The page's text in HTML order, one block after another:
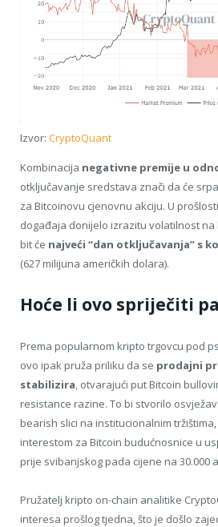
Izvor: CryptoQuant
Kombinacija negativne premije u
otključavanje sredstava znači da će
za Bitcoinovu cjenovnu akciju. U
događaja donijelo izrazitu volatilnost na
bit će najveći “dan otključavanja” s
(627 milijuna američkih dolara).
Hoće li ovo spriječiti
Prema popularnom kripto trgovcu pod
ovo ipak pruža priliku da se prodajni
stabilizira, otvarajući put Bitcoin
resistance razine. To bi stvorilo
bearish slici na institucionalnim
interestom za Bitcoin budućnosnice u
prije svibanjskog pada cijene na 30.000
Pružatelj kripto on-chain analitike
interesa prošlog tjedna, što je došlo